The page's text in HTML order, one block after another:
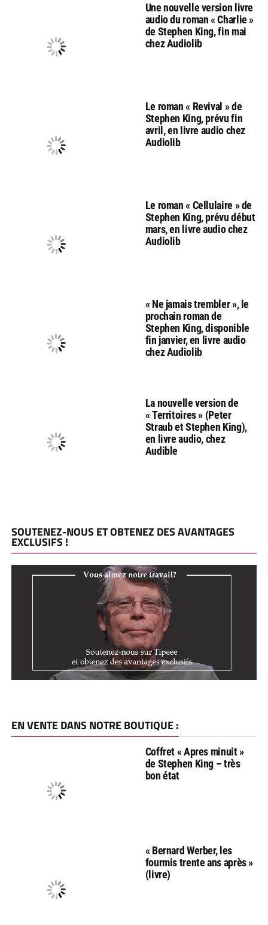
Une nouvelle version livre
audio du roman « Charlie »
de Stephen King, fin mai
chez Audiolib
Le roman « Revival » de
Stephen King, prévu fin
avril, en livre audio chez
Audiolib
Le roman « Cellulaire » de
Stephen King, prévu début
mars, en livre audio chez
Audiolib
« Ne jamais trembler », le
prochain roman de
Stephen King, disponible
fin janvier, en livre audio
chez Audiolib
La nouvelle version de
« Territoires » (Peter
Straub et Stephen King),
en livre audio, chez
Audible
SOUTENEZ-NOUS ET OBTENEZ DES AVANTAGES
EXCLUSIFS !
EN VENTE DANS NOTRE BOUTIQUE :
Coffret « Apres minuit »
de Stephen King – très
bon état
« Bernard Werber, les
fourmis trente ans après »
(livre)